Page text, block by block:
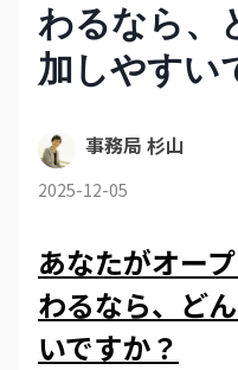
わるなら、
加しやすい
事務局 杉山
2025-12-05
あなたがオー
わるなら、ど
いですか？